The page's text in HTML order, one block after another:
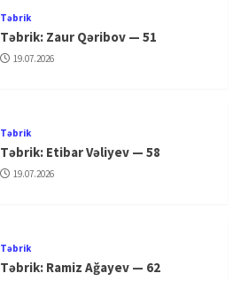
Təbrik
Təbrik: Zaur Qəribov — 51
19.07.2026
Təbrik
Təbrik: Etibar Vəliyev — 58
19.07.2026
Təbrik
Təbrik: Ramiz Ağayev — 62